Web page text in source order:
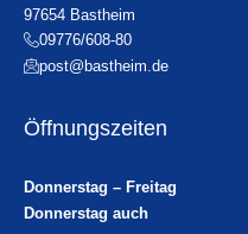
97654 Bastheim
09776/608-80
post@bastheim.de
Öffnungszeiten
Donnerstag – Freitag
Donnerstag auch